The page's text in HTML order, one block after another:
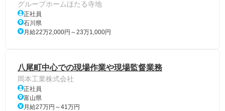
グループホームほたる寺地
正社員
石川県
月給22万2,000円～23万1,000円
八尾町中心での現場作業や現場監督業務
岡本工業株式会社
正社員
富山県
月給27万円～41万円